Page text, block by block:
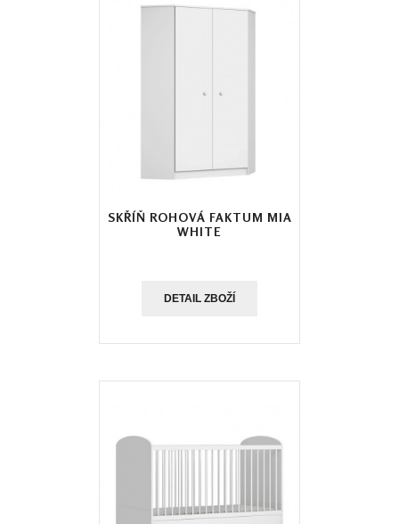
SKŘÍŇ ROHOVÁ FAKTUM MIA
WHITE
DETAIL ZBOŽÍ